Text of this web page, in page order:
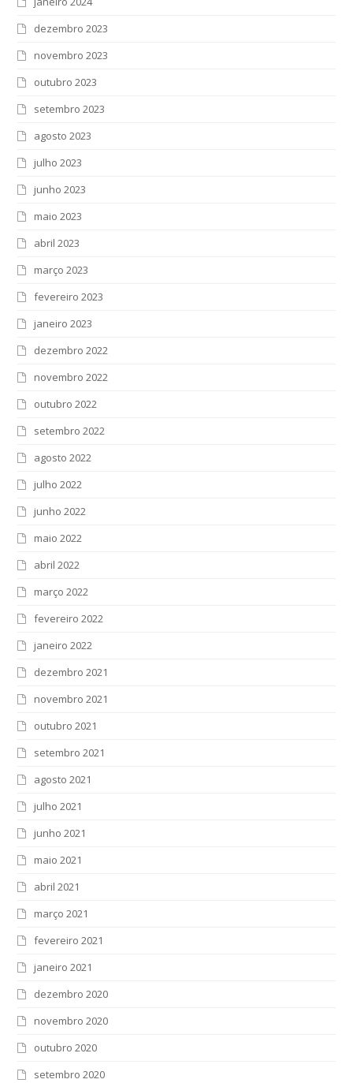
dezembro 2023
novembro 2023
outubro 2023
setembro 2023
agosto 2023
julho 2023
junho 2023
maio 2023
abril 2023
março 2023
fevereiro 2023
janeiro 2023
dezembro 2022
novembro 2022
outubro 2022
setembro 2022
agosto 2022
julho 2022
junho 2022
maio 2022
abril 2022
março 2022
fevereiro 2022
janeiro 2022
dezembro 2021
novembro 2021
outubro 2021
setembro 2021
agosto 2021
julho 2021
junho 2021
maio 2021
abril 2021
março 2021
fevereiro 2021
janeiro 2021
dezembro 2020
novembro 2020
outubro 2020
setembro 2020